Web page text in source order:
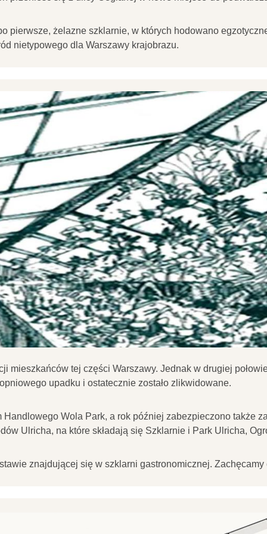
pierwsze, żelazne szklarnie, w których hodowano
nietypowego dla Warszawy krajobrazu.
mieszkańców tej części Warszawy. Jednak w drugiej
upadku i ostatecznie zostało zlikwidowane.
Wola Park, a rok później zabezpieczono także
Ulricha, na które składają się Szklarnie i Park Ulricha,
znajdującej się w szklarni gastronomicznej. Zachęcamy